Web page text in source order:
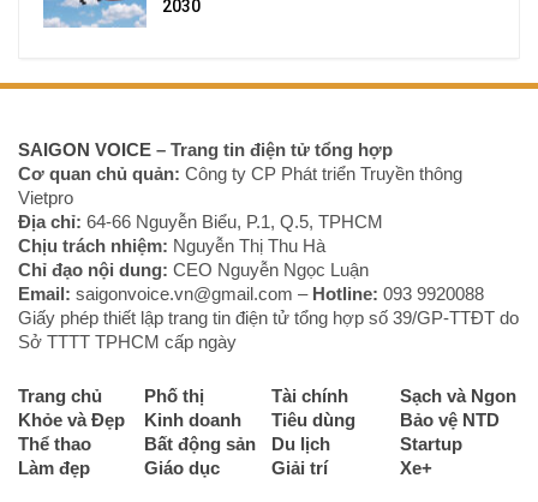
2030
SAIGON VOICE – Trang tin điện tử tổng hợp
Cơ quan chủ quản: Công ty CP Phát triển Truyền thông
Vietpro
Địa chỉ: 64-66 Nguyễn Biểu, P.1, Q.5, TPHCM
Chịu trách nhiệm: Nguyễn Thị Thu Hà
Chỉ đạo nội dung: CEO Nguyễn Ngọc Luận
Email: saigonvoice.vn@gmail.com – Hotline: 093 9920088‬
Giấy phép thiết lập trang tin điện tử tổng hợp số 39/GP-TTĐT do
Sở TTTT TPHCM cấp ngày
Trang chủ Phố thị Tài chính
Sạch và Ngon
Khỏe và Đẹp
Kinh doanh Tiêu dùng
Bảo vệ NTD
Thể thao
Bất động sản Du lịch
Startup
Làm đẹp
Giáo dục Giải trí Xe+